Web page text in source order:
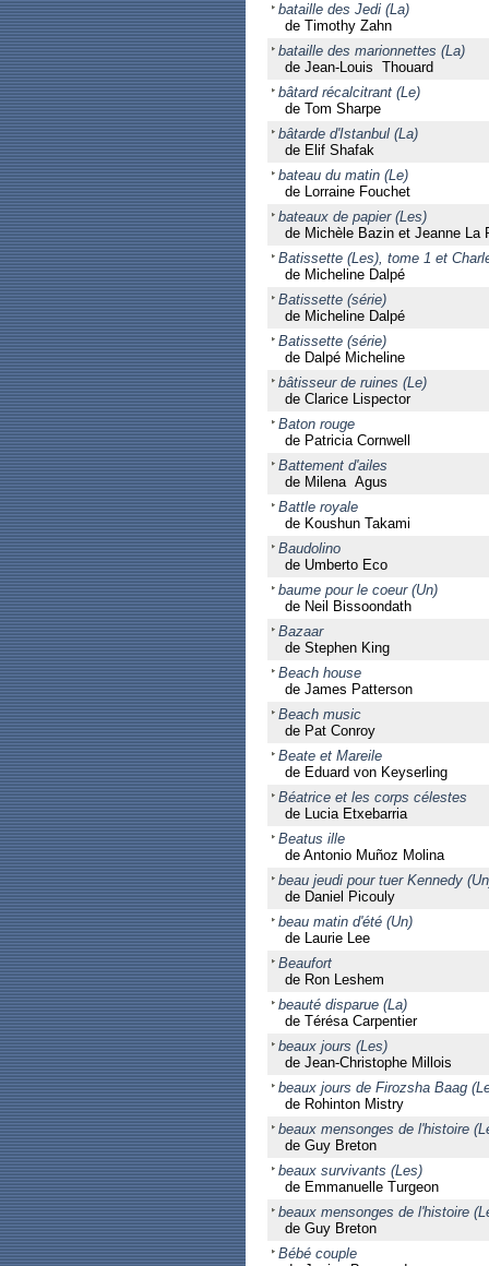
bataille des Jedi (La)
de Timothy Zahn
bataille des marionnettes (La)
de Jean-Louis Thouard
bâtard récalcitrant (Le)
de Tom Sharpe
bâtarde d'Istanbul (La)
de Elif Shafak
bateau du matin (Le)
de Lorraine Fouchet
bateaux de papier (Les)
de Michèle Bazin et Jeanne La
Batissette (Les), tome 1 et
de Micheline Dalpé
Batissette (série)
de Micheline Dalpé
Batissette (série)
de Dalpé Micheline
bâtisseur de ruines (Le)
de Clarice Lispector
Baton rouge
de Patricia Cornwell
Battement d'ailes
de Milena Agus
Battle royale
de Koushun Takami
Baudolino
de Umberto Eco
baume pour le coeur (Un)
de Neil Bissoondath
Bazaar
de Stephen King
Beach house
de James Patterson
Beach music
de Pat Conroy
Beate et Mareile
de Eduard von Keyserling
Béatrice et les corps célestes
de Lucia Etxebarria
Beatus ille
de Antonio Muñoz Molina
beau jeudi pour tuer Kennedy
de Daniel Picouly
beau matin d'été (Un)
de Laurie Lee
Beaufort
de Ron Leshem
beauté disparue (La)
de Térésa Carpentier
beaux jours (Les)
de Jean-Christophe Millois
beaux jours de Firozsha Baag
de Rohinton Mistry
beaux mensonges de l'histoire
de Guy Breton
beaux survivants (Les)
de Emmanuelle Turgeon
beaux mensonges de l'histoire
de Guy Breton
Bébé couple